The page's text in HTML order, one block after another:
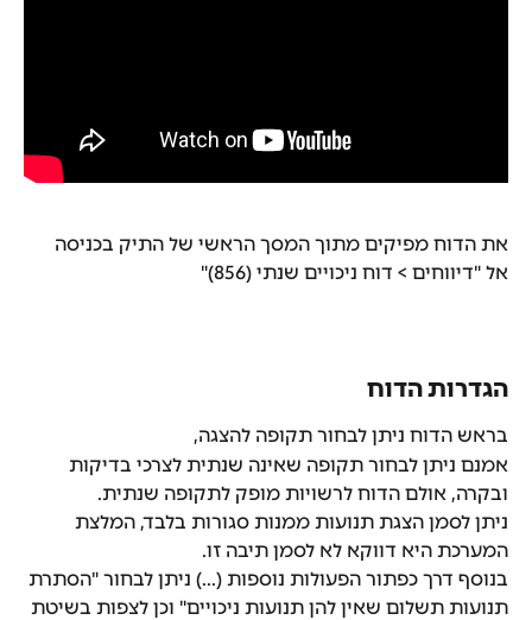
את הדוח מפיקים מתוך המסך הראשי של התיק בכניסה
אל "דיווחים > דוח ניכויים שנתי (856)"
הגדרות הדוח
בראש הדוח ניתן לבחור תקופה להצגה,
אמנם ניתן לבחור תקופה שאינה שנתית לצרכי בדיקות
ובקרה, אולם הדוח לרשויות מופק לתקופה שנתית.
ניתן לסמן הצגת תנועות ממנות סגורות בלבד, המלצת
המערכת היא דווקא לא לסמן תיבה זו.
בנוסף דרך כפתור הפעולות נוספות (...) ניתן לבחור "הסתרת
תנועות תשלום שאין להן תנועות ניכויים" וכן לצפות בשיטת